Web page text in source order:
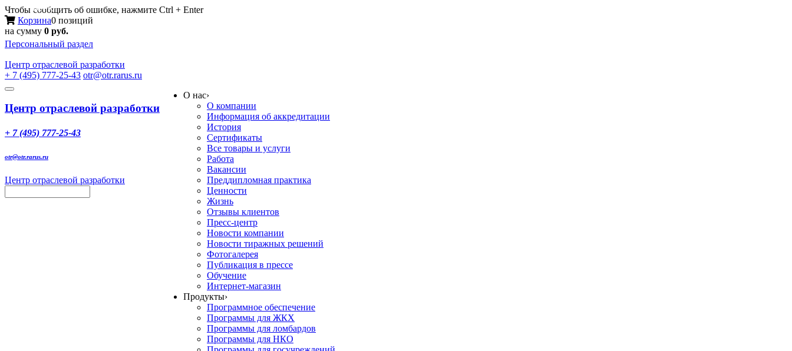
Чтобы сообщить об ошибке, нажмите Ctrl + Enter
Корзина0 позиций
на сумму 0 руб.
Персональный раздел
Центр отраслевой разработки
+ 7 (495) 777-25-43 otr@otr.rarus.ru
Toggle
Меню
Центр отраслевой разработки
+ 7 (495) 777-25-43
otr@otr.rarus.ru
Центр отраслевой разработки
О нас›
О компании
Информация об аккредитации
История
Сертификаты
Все товары и услуги
Работа
Вакансии
Преддипломная практика
Ценности
Жизнь
Отзывы клиентов
Пресс-центр
Новости компании
Новости тиражных решений
Фотогалерея
Публикация в прессе
Обучение
Интернет-магазин
Продукты›
Программное обеспечение
Программы для ЖКХ
Программы для ломбардов
Программы для НКО